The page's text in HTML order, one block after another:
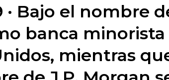
· Bajo el nombre
banca minorista
mientras